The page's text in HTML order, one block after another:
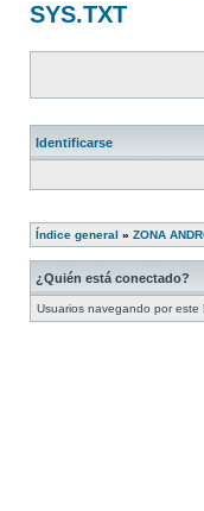
SYS.TXT
Identificarse
Índice general » ZONA
¿Quién está conectado?
Usuarios navegando por este